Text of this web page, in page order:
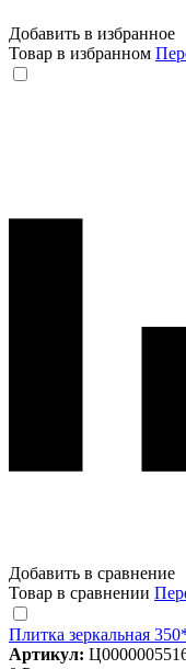
Добавить в избранное
Товар в избранном
Добавить в сравнение
Товар в сравнении
Плитка зеркальная
Артикул: